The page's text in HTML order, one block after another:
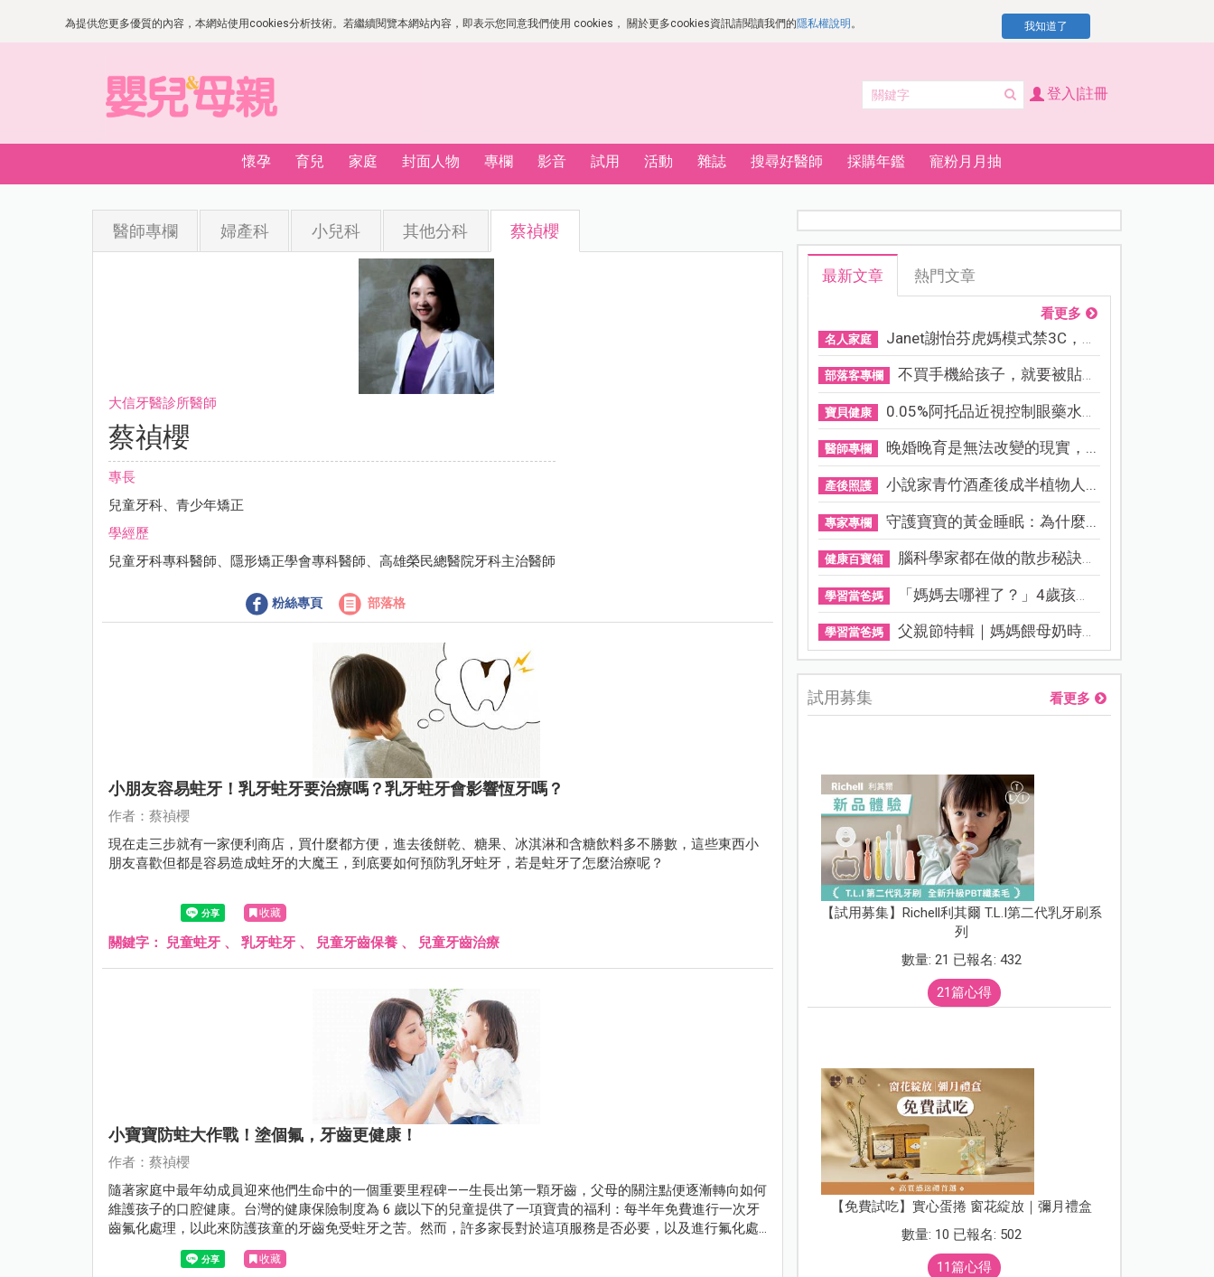
為提供您更多優質的內容，本網站使用cookies分析技術。若繼續閱覽本網站內容，即表示您同意我們使用 cookies， 關於更多cookies資訊請閱讀我們的隱私權說明 。 我知道了
登入|註冊
懷孕 育兒 家庭 封面人物 專欄 影音 試用 活動 雜誌 搜尋好醫師 採購年鑑 寵粉月月抽
醫師專欄 婦產科 小兒科 其他分科 蔡禎櫻
大信牙醫診所醫師
蔡禎櫻
專長
兒童牙科、青少年矯正
學經歷
兒童牙科專科醫師、隱形矯正學會專科醫師、高雄榮民總醫院牙科主治醫師
粉絲專頁 部落格
小朋友容易蛀牙！乳牙蛀牙要治療嗎？乳牙蛀牙會影響恆牙嗎？
作者：蔡禎櫻
現在走三步就有一家便利商店，買什麼都方便，進去後餅乾、糖果、冰淇淋和含糖飲料多不勝數，這些東西小
朋友喜歡但都是容易造成蛀牙的大魔王，到底要如何預防乳牙蛀牙，若是蛀牙了怎麼治療呢？
收藏
關鍵字： 兒童蛀牙 、 乳牙蛀牙 、 兒童牙齒保養 、 兒童牙齒治療
小寶寶防蛀大作戰！塗個氟，牙齒更健康！
作者：蔡禎櫻
隨著家庭中最年幼成員迎來他們生命中的一個重要里程碑——生長出第一顆牙齒，父母的關注點便逐漸轉向如何
維護孩子的口腔健康。台灣的健康保險制度為 6 歲以下的兒童提供了一項寶貴的福利：每半年免費進行一次牙
齒氟化處理，以此來防護孩童的牙齒免受蛀牙之苦。然而，許多家長對於這項服務是否必要，以及進行氟化處
理的具體益處和可能的風險，仍然存有疑慮。
收藏
最新文章 熱門文章
看更多
名人家庭 Janet謝怡芬虎媽模式禁3C，看...
部落客專欄 不買手機給孩子，就要被貼「...
寶貝健康 0.05%阿托品近視控制眼藥水納...
醫師專欄 晚婚晚育是無法改變的現實，...
產後照護 小說家青竹酒產後成半植物人...
專家專欄 守護寶寶的黃金睡眠：為什麼...
健康百寶箱 腦科學家都在做的散步秘訣！...
學習當爸媽 「媽媽去哪裡了？」4歲孩子還...
學習當爸媽 父親節特輯｜媽媽餵母奶時，...
試用募集 看更多
【試用募集】Richell利其爾 T.L.I第二代乳牙刷系
列
數量: 21 已報名: 432
21篇心得
【免費試吃】實心蛋捲 窗花綻放｜彌月禮盒
數量: 10 已報名: 502
11篇心得